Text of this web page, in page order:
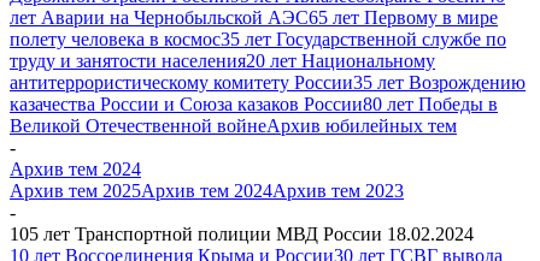
лет Аварии на Чернобыльской АЭС65 лет Первому в мире
полету человека в космос35 лет Государственной службе по
труду и занятости населения20 лет Национальному
антитеррористическому комитету России35 лет Возрождению
казачества России и Союза казаков России80 лет Победы в
Великой Отечественной войнеАрхив юбилейных тем
-
Архив тем 2024
Архив тем 2025Архив тем 2024Архив тем 2023
-
105 лет Транспортной полиции МВД России 18.02.2024
10 лет Воссоединения Крыма и России30 лет ГСВГ вывода